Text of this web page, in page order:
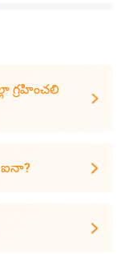
గ్రహించలి
ఐనా?